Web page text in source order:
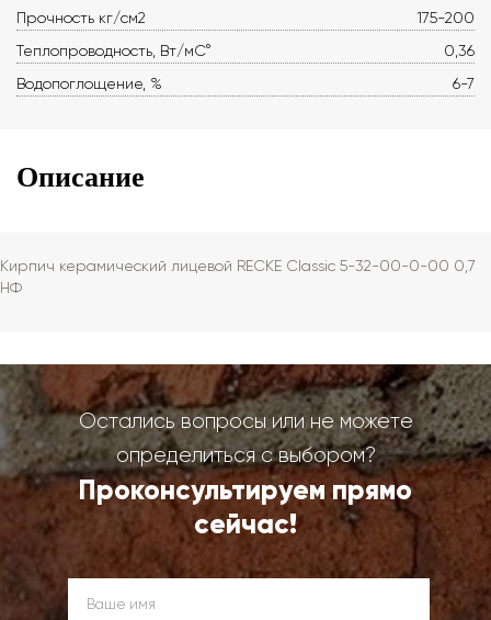
Прочность кг/см2
175-200
Теплопроводность, Вт/мС°
0,36
Водопоглощение, %
6-7
Описание
Кирпич керамический лицевой RECKE Сlassic 5-32-00-0-00 0,7
НФ
Остались вопросы или не можете
определиться с выбором?
Проконсультируем прямо
сейчас!